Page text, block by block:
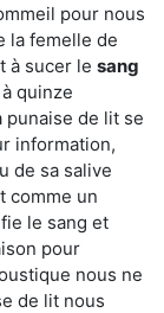
pour nous
la femelle de
à sucer le sang
quinze
punaise de lit se
information,
de sa salive
comme un
le sang et
pour
nous ne
de lit nous